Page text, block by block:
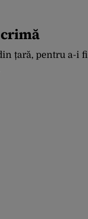
țară, pentru a-i fi